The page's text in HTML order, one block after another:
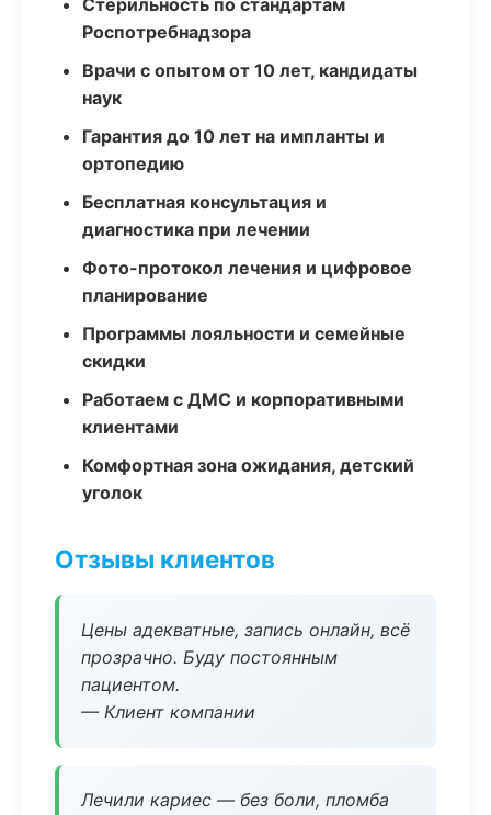
Стерильность по стандартам
Роспотребнадзора
Врачи с опытом от 10 лет, кандидаты
наук
Гарантия до 10 лет на импланты и
ортопедию
Бесплатная консультация и
диагностика при лечении
Фото-протокол лечения и цифровое
планирование
Программы лояльности и семейные
скидки
Работаем с ДМС и корпоративными
клиентами
Комфортная зона ожидания, детский
уголок
Отзывы клиентов
Цены адекватные, запись онлайн, всё
прозрачно. Буду постоянным
пациентом.
— Клиент компании
Лечили кариес — без боли, пломба